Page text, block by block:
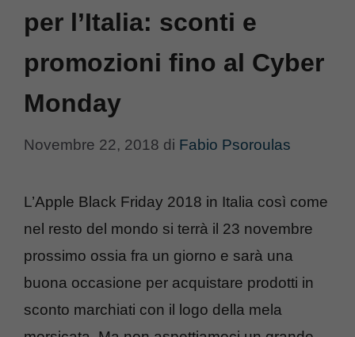
per l’Italia: sconti e
promozioni fino al Cyber
Monday
Novembre 22, 2018 di Fabio Psoroulas
L’Apple Black Friday 2018 in Italia così come
nel resto del mondo si terrà il 23 novembre
prossimo ossia fra un giorno e sarà una
buona occasione per acquistare prodotti in
sconto marchiati con il logo della mela